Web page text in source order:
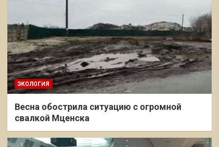
ЭКОЛОГИЯ
Весна обострила ситуацию с огромной
свалкой Мценска